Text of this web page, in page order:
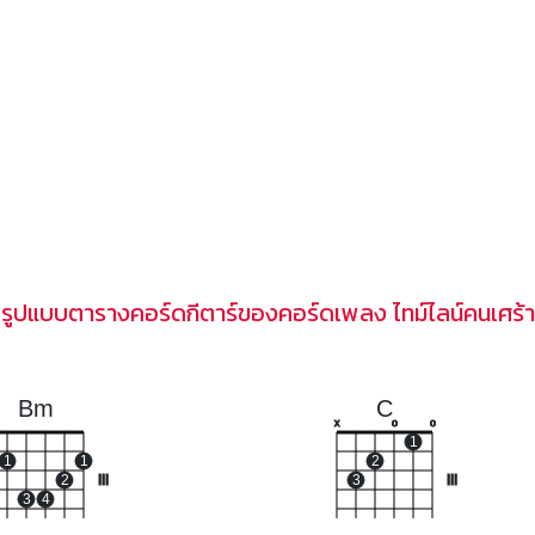
รูปแบบตารางคอร์ดกีตาร์ของคอร์ดเพลง ไทม์ไลน์คนเศร้า
Bm
1
3 4
2
1
C
x
3
2
o
1
o